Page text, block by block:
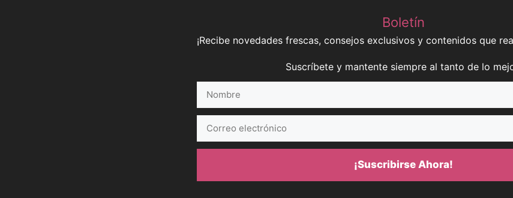
Boletín
¡Recibe novedades frescas, consejos exclusivos y contenidos que
Suscríbete y mantente siempre al tanto de lo
electrónico
¡Suscribirse Ahora!